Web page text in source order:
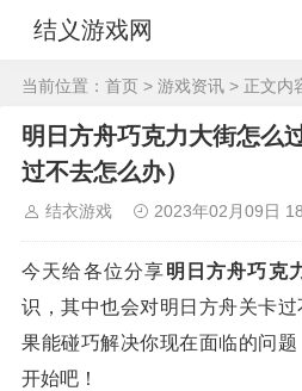
结义游戏网
当前位置： 首页 > 游戏资讯 > 正文内
明日方舟巧克力大街怎么
过不去怎么办）
结衣游戏 2023年02月09日
今天给各位分享明日方舟巧克
识，其中也会对明日方舟关卡
果能碰巧解决你现在面临的问
开始吧！